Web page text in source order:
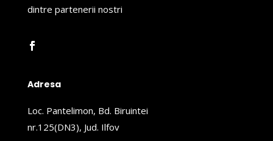
dintre partenerii nostri
Adresa
Loc. Pantelimon, Bd. Biruintei
nr.125(DN3), Jud. Ilfov